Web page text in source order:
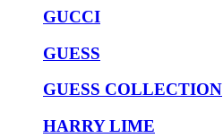
GUCCI
GUESS
GUESS COLLECTION
HARRY LIME